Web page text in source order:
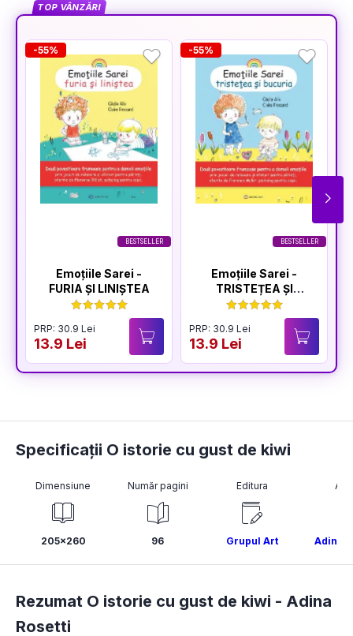
TOP VÂNZĂRI
BESTSELLER
-55%
Emoțiile Sarei -
FURIA ȘI LINIȘTEA
PRP: 30.9 Lei
13.9 Lei
BESTSELLER
-55%
Emoțiile Sarei -
TRISTEȚEA ȘI
BUCURIA
PRP: 30.9 Lei
13.9 Lei
Specificații O istorie cu gust de kiwi
Dimensiune
205x260
Număr pagini
96
Editura
Grupul Art Adina
Rezumat O istorie cu gust de kiwi - Adina
Rosetti